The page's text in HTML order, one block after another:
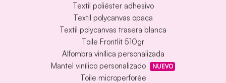
Textil poliéster adhesivo
Textil polycanvas opaca
Textil polycanvas trasera blanca
Toile Frontlit 510gr
Alfombra vinílica personalizada
Mantel vinílico personalizado
NUEVO
Toile microperforée